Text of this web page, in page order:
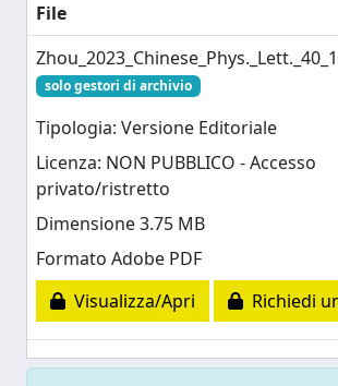
File
solo gestori di archivio
Tipologia: Versione Editoriale
Licenza: NON PUBBLICO - Accesso
privato/ristretto
Dimensione 3.75 MB
Formato Adobe PDF
Visualizza/Apri
Richiedi